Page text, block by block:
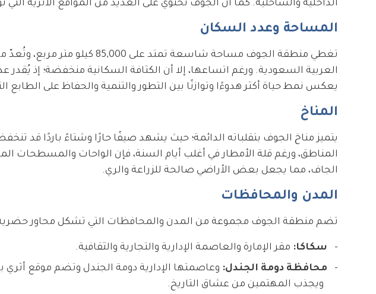
الداخلية والساحلية. كما أن الجوف تحتوي على العديد من المواقع الأثرية التي
المساحة وعدد السكان
تغطي منطقة الجوف مساحة شاسعة
يعكس نمط حياة أكثر هدوءًا وتوازنًا بين التطور والتنمية والحفاظ على الطابع
المناخ
يتميز مناخ الجوف بتقلباته الدائمة؛ حيث يشهد صيفًا حارًا وشتاءً باردًا قد
المناطق، ورغم قلة الأمطار في أغلب أيام السنة، فإن الواحات والمسطحات
الجاف، مما يجعل بعض الأراضي صالحة للزراعة والري.
المدن والمحافظات
تضم منطقة الجوف مجموعة من المدن والمحافظات التي تشكل محاور
سكاكا: مقر الإمارة والعاصمة الإدارية والتجارية والثقافية.
محافظة دومة الجندل: وعاصمتها الإدارية دومة الجندل وتضم موقع أثري
ويجذب المهتمين من عشاق التاريخ.